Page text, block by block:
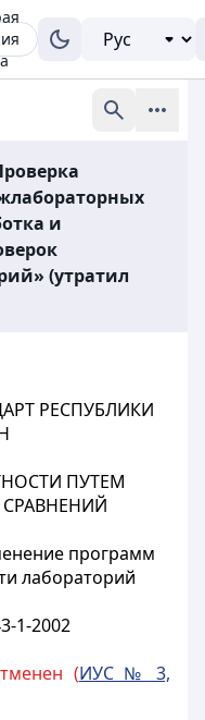
и
(утратил
РЕСПУБЛИКИ
ПУТЕМ
программ
лабораторий
1-2002
(ИУС № 3,